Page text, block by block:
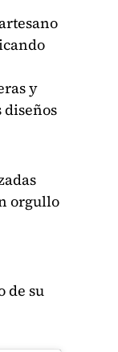
y
diseños
orgullo
de su